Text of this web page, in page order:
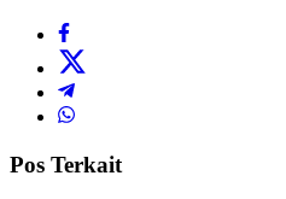
Pos Terkait